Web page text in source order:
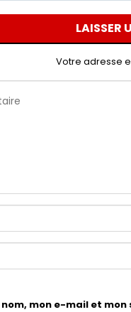
LAISSER
Votre adresse
mon e-mail et